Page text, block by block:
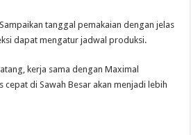
Sampaikan tanggal pemakaian dengan jelas
dapat mengatur jadwal produksi.
kerja sama dengan Maximal
cepat di Sawah Besar akan menjadi lebih